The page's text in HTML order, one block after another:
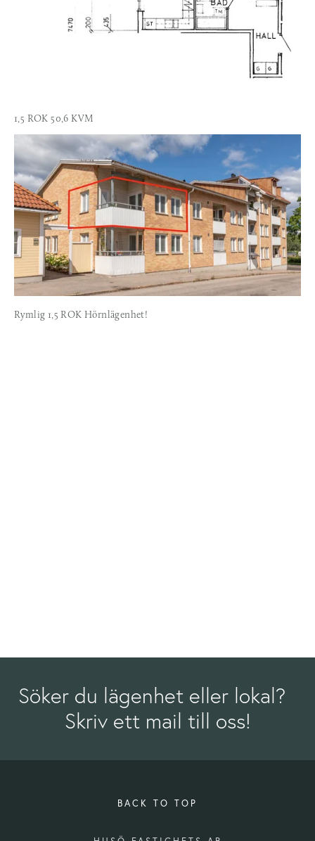
1,5 ROK 50,6 KVM
Se
i
storlek
Rymlig 1,5 ROK Hörnlägenhet!
Söker du lägenhet eller lokal?
Skriv ett mail till oss!
BACK TO TOP